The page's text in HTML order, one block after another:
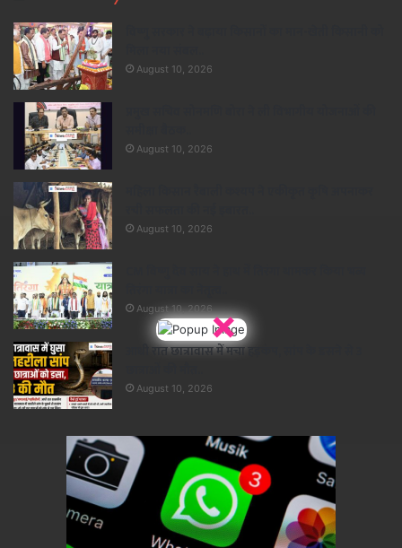
×
August 10, 2026
August 10, 2026
August 10, 2026
August 10, 2026
आधी रात छात्रावास में मचा हड़कंप, सांप के डसने से 3
August 10, 2026